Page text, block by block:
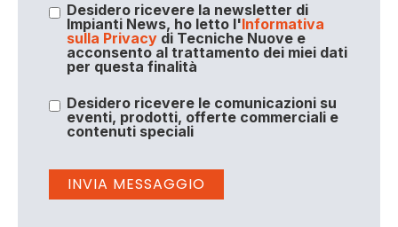
Desidero ricevere la newsletter di
Impianti News, ho letto l'Informativa
sulla Privacydi Tecniche Nuove e
acconsento al trattamento dei miei dati
per questa finalità
Desidero ricevere le comunicazioni su
eventi, prodotti, offerte commerciali e
contenuti speciali